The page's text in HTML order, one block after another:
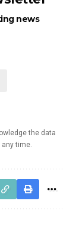
news
the data
any time.